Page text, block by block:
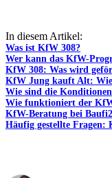
In diesem Artikel:
Was ist KfW 308?
Wer kann das KfW-
KfW 308: Was wird
KfW Jung kauft Alt:
Wie sind die
Wie funktioniert der
KfW-Beratung bei
Häufig gestellte Fragen: